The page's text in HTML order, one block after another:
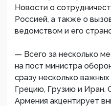
Новости о
Россией, а также о
ведомством и его
— Всего за несколько
на пост министра
сразу несколько
Грецию, Грузию и Иран.
Армения акцентирует